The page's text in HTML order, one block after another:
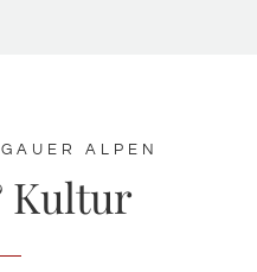
ALPEN
Kultur